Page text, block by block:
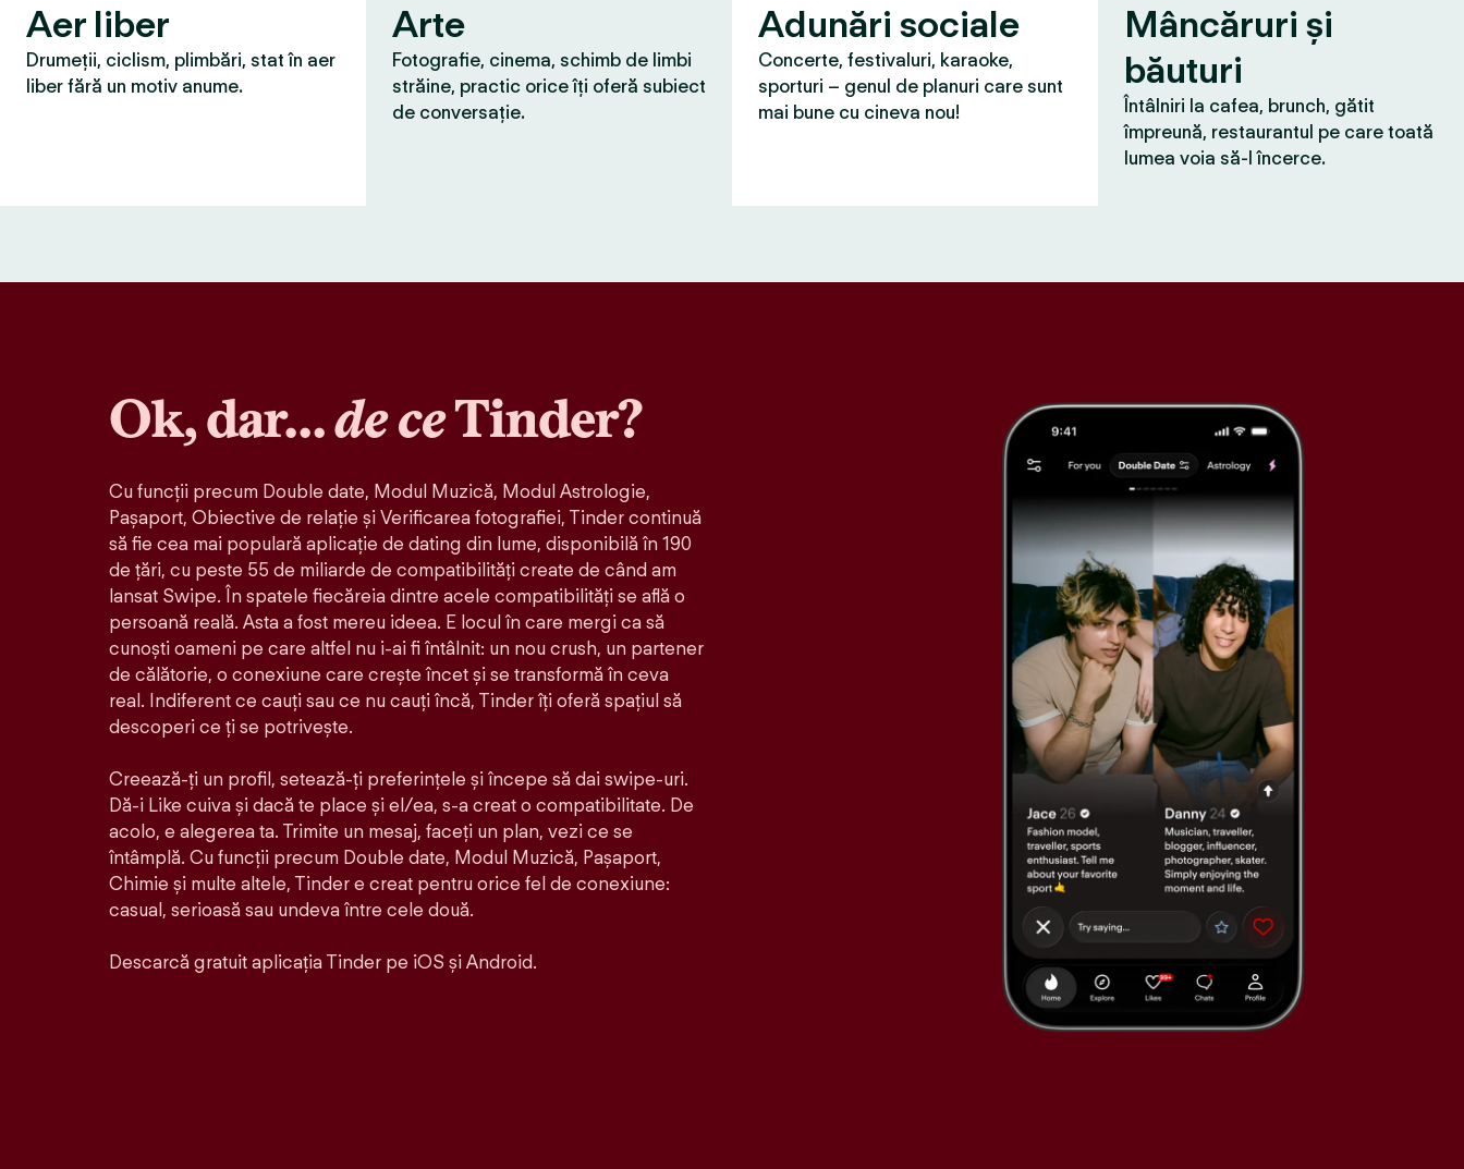
Aer liber
Drumeții, ciclism, plimbări, stat în aer
liber fără un motiv anume.
Arte
Fotografie, cinema, schimb de limbi
străine, practic orice îți oferă subiect
de conversație.
Adunări sociale
Concerte, festivaluri, karaoke,
sporturi – genul de planuri care sunt
mai bune cu cineva nou!
Mâncăruri și
băuturi
Întâlniri la cafea, brunch, gătit
împreună, restaurantul pe care toată
lumea voia să-l încerce.
Ok, dar…de ceTinder?
Cu funcții precum Double date, Modul Muzică, Modul Astrologie,
Pașaport, Obiective de relație și Verificarea fotografiei, Tinder continuă
să fie cea mai populară aplicație de dating din lume, disponibilă în 190
de țări, cu peste 55 de miliarde de compatibilități create de când am
lansat Swipe. În spatele fiecăreia dintre acele compatibilităţi se află o
persoană reală. Asta a fost mereu ideea. E locul în care mergi ca să
cunoști oameni pe care altfel nu i-ai fi întâlnit: un nou crush, un partener
de călătorie, o conexiune care crește încet și se transformă în ceva
real. Indiferent ce cauți sau ce nu cauți încă, Tinder îți oferă spațiul să
descoperi ce ți se potrivește.
Creează-ți un profil, setează-ți preferințele și începe să dai swipe-uri.
Dă-i Like cuiva și dacă te place și el/ea, s-a creat o compatibilitate. De
acolo, e alegerea ta. Trimite un mesaj, faceți un plan, vezi ce se
întâmplă. Cu funcții precum Double date, Modul Muzică, Pașaport,
Chimie și multe altele, Tinder e creat pentru orice fel de conexiune:
casual, serioasă sau undeva între cele două.
Descarcă gratuit aplicația Tinder pe iOS și Android.